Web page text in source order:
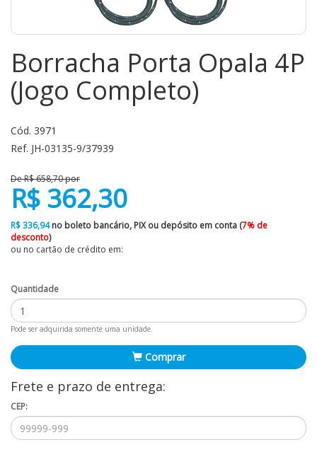
Borracha Porta Opala 4P
(Jogo Completo)
Cód. 3971
Ref. JH-03135-9/37939
De R$ 658,70 por
R$ 362,30
R$ 336,94no boleto bancário, PIX ou depósito em conta (7% de
desconto)
ou no cartão de crédito em:
Quantidade
Pode ser adquirida somente uma unidade.
Comprar
Frete e prazo de entrega:
CEP: